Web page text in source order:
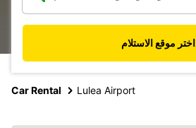
اختر موقع الاستلام
Car Rental Lulea Airport